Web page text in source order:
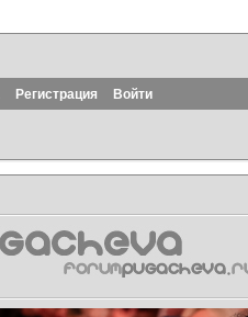
Регистрация Войти